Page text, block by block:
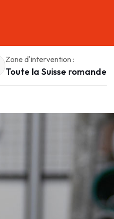
Zone d'intervention :
Toute la Suisse romande